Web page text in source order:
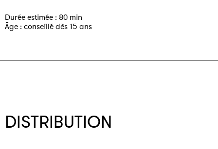
Durée estimée : 80 min
Âge : conseillé dès 15 ans
DISTRIBUTION